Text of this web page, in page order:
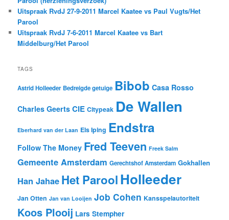
Uitspraak RvdJ 27-9-2011 Marcel Kaatee vs Paul Vugts/Het
Parool
Uitspraak RvdJ 7-6-2011 Marcel Kaatee vs Bart
Middelburg/Het Parool
TAGS
Astrid Holleeder Bedreigde getuige Bibob Casa Rosso
Charles Geerts CIE Citypeak De Wallen
Eberhard van der Laan Els Iping Endstra
Follow The Money Fred Teeven Freek Salm
Gemeente Amsterdam Gerechtshof Amsterdam Gokhallen
Han Jahae Het ParoolHolleeder
Jan Otten Jan van Looijen Job Cohen Kansspelautoriteit
Koos Plooij Lars Stempher